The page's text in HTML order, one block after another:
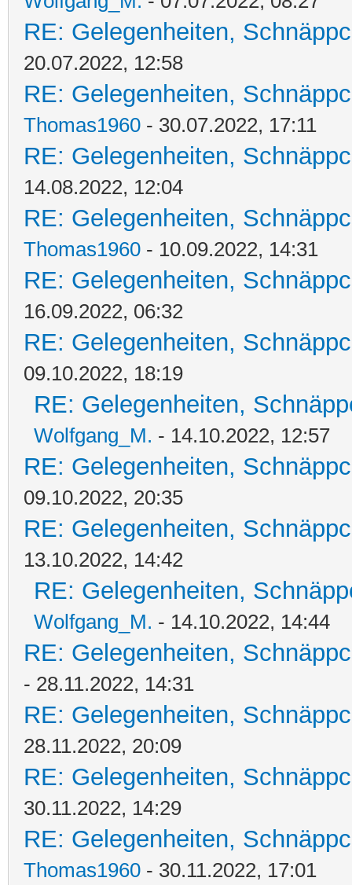
RE: Gelegenheiten,
20.07.2022, 12:58
RE: Gelegenheiten,
Thomas1960 - 30.07.2022, 17:11
RE: Gelegenheiten,
14.08.2022, 12:04
RE: Gelegenheiten,
Thomas1960 - 10.09.2022, 14:31
RE: Gelegenheiten,
16.09.2022, 06:32
RE: Gelegenheiten,
09.10.2022, 18:19
RE: Gelegenheiten,
Wolfgang_M. - 14.10.2022, 12:57
RE: Gelegenheiten,
09.10.2022, 20:35
RE: Gelegenheiten,
13.10.2022, 14:42
RE: Gelegenheiten,
Wolfgang_M. - 14.10.2022, 14:44
RE: Gelegenheiten,
- 28.11.2022, 14:31
RE: Gelegenheiten,
28.11.2022, 20:09
RE: Gelegenheiten,
30.11.2022, 14:29
RE: Gelegenheiten,
Thomas1960 - 30.11.2022, 17:01